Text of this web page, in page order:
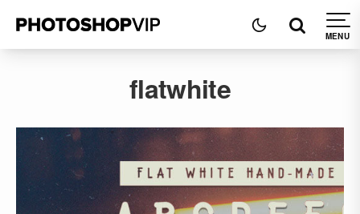
flatwhite